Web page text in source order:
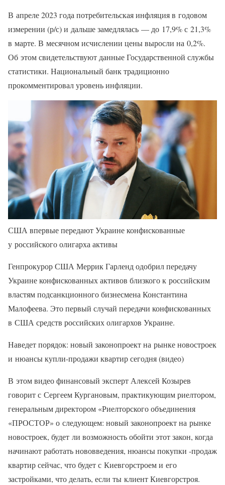
В апреле 2023 года потребительская инфляция в годовом
измерении (р/с) и дальше замедлялась — до 17,9% с 21,3%
в марте. В месячном исчислении цены выросли на 0,2%.
Об этом свидетельствуют данные Государственной службы
статистики. Национальный банк традиционно
прокомментировал уровень инфляции.
США впервые передают Украине конфискованные
у российского олигарха активы
Генпрокурор США Меррик Гарленд одобрил передачу
Украине конфискованных активов близкого к российским
властям подсанкционного бизнесмена Константина
Малофеева. Это первый случай передачи конфискованных
в США средств российских олигархов Украине.
Наведет порядок: новый законопроект на рынке новостроек
и нюансы купли-продажи квартир сегодня (видео)
В этом видео финансовый эксперт Алексей Козырев
говорит с Сергеем Кургановым, практикующим риелтором,
генеральным директором «Риелторского объединения
«ПРОСТОР» о следующем: новый законопроект на рынке
новостроек, будет ли возможность обойти этот закон, когда
начинают работать нововведения, нюансы покупки -продаж
квартир сейчас, что будет с Киевгорстроем и его
застройками, что делать, если ты клиент Киевгорстроя.